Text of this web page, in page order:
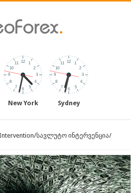
New York Sydney
სავლუტო ინტერვენცია/